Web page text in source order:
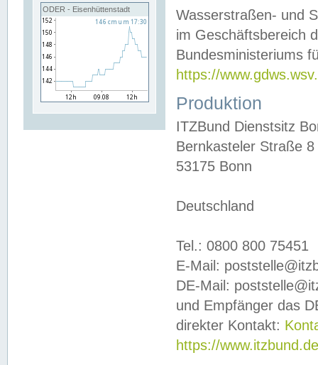
ODER - Eisenhüttenstadt
Wasserstraßen- und
im Geschäftsbereich
Bundesministeriums
https://
Produktion
ITZBund Dienstsitz
Bernkasteler Straße 8
53175 Bonn
Deutschland
Tel.: 0800 800 75451
E-Mail:
DE-Mail:
und Empfänger das
direkter Kontakt:
https://